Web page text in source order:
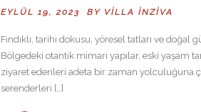
EYLÜL 19, 2023 BY VILLA İNZIVA
Fındıklı, tarihi dokusu, yöresel tatları ve
Bölgedeki otantik mimari yapılar, eski yaşam
ziyaret edenleri adeta bir zaman yolculuğuna
serenderleri […]